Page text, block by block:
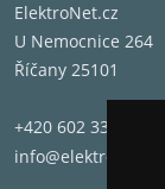
ElektroNet.cz
U Nemocnice 264
Říčany 25101
+420 602 331 662
info@elektronet.cz